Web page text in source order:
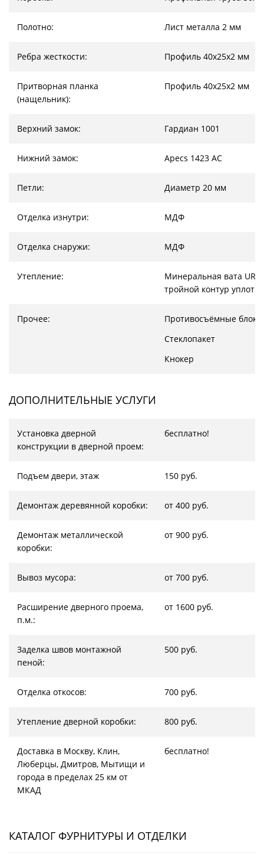
Полотно: Лист металла 2 мм
Ребра жесткости: Профиль 40х25х2 мм
Притворная планка
(нащельник):
Профиль 40х25х2 мм
Верхний замок: Гардиан 1001
Нижний замок: Apecs 1423 AC
Петли: Диаметр 20 мм
Отделка изнутри: МДФ
Отделка снаружи: МДФ
Утепление:
Минеральная вата
тройной контур
Прочее:
Противосъёмные
Стеклопакет
Кнокер
ДОПОЛНИТЕЛЬНЫЕ УСЛУГИ
Установка дверной
конструкции в дверной проем:
бесплатно!
Подъем двери, этаж 150 руб.
Демонтаж деревянной коробки: от 400 руб.
Демонтаж металлической
коробки:
от 900 руб.
Вывоз мусора: от 700 руб.
Расширение дверного проема,
п.м.:
от 1600 руб.
Заделка швов монтажной
пеной:
500 руб.
Отделка откосов: 700 руб.
Утепление дверной коробки: 800 руб.
Доставка в Москву, Клин,
Люберцы, Дмитров, Мытищи и
города в пределах 25 км от
МКАД
бесплатно!
КАТАЛОГ ФУРНИТУРЫ И ОТДЕЛКИ